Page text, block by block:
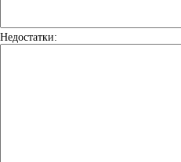
Недостатки: